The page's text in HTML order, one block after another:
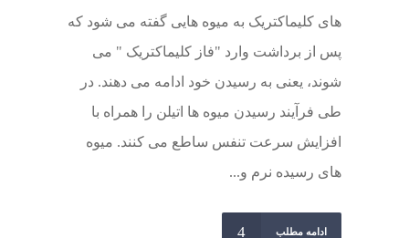
های کلیماکتریک به میوه هایی گفته می شود که
پس از برداشت وارد "فاز کلیماکتریک " می
شوند، یعنی به رسیدن خود ادامه می دهند. در
طی فرآیند رسیدن میوه ها اتیلن را همراه با
افزایش سرعت تنفس ساطع می کنند. میوه
های رسیده نرم و...
ادامه مطلب